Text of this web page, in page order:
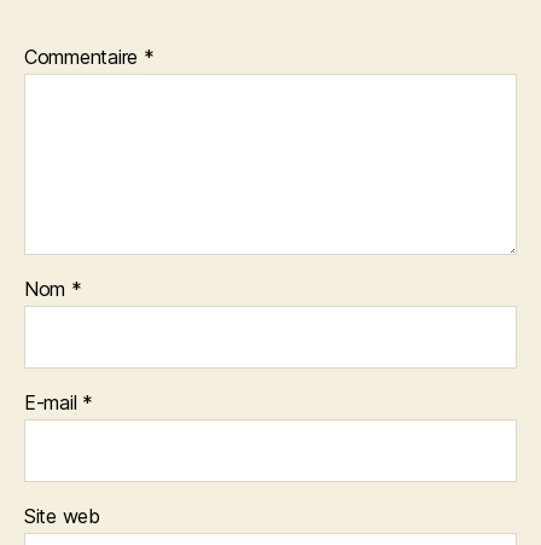
Commentaire *
Nom *
E-mail *
Site web